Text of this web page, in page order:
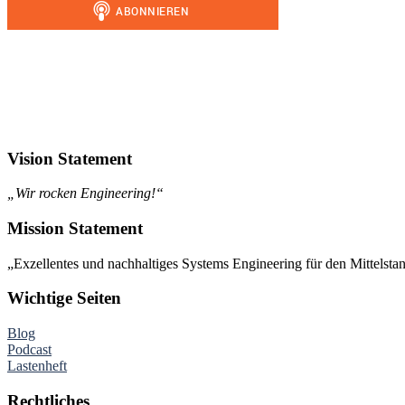
Vision Statement
„Wir rocken Engineering!“
Mission Statement
„Exzellentes und nachhaltiges Systems Engineering für den
Wichtige Seiten
Blog
Podcast
Lastenheft
Rechtliches